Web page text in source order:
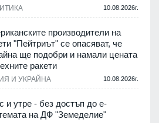
10.08.2026г.
производители на
"Пейтриът" се опасяват, че
ще подобри и намали цената
ракети
И УКРАЙНА 10.08.2026г.
и утре - без достъп до е-
на ДФ "Земеделие"